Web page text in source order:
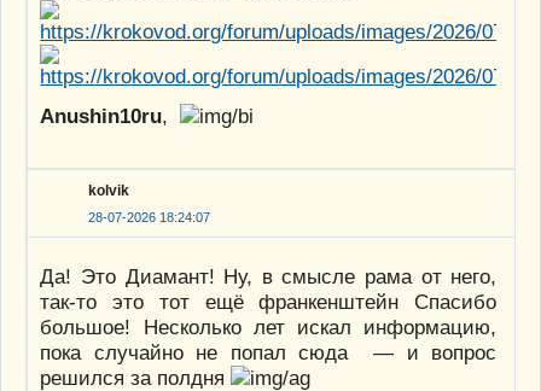
Anushin10ru,
kolvik
28-07-2026 18:24:07
Да! Это Диамант! Ну, в смысле рама от него,
так-то это тот ещё франкенштейн Спасибо
большое! Несколько лет искал информацию,
пока случайно не попал сюда — и вопрос
решился за полдня